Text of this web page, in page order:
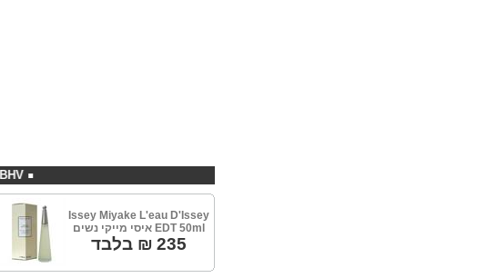
EBHV קניות במחירים מיוחדים באתר
Issey Miyake L'eau D'Issey
EDT 50ml איסי מייקי נשים
235 ₪ בלבד